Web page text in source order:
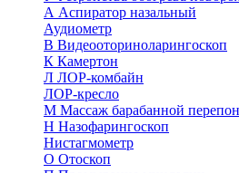
А Аспиратор назальный
Аудиометр
В Видеооториноларингоскоп
К Камертон
Л ЛОР-комбайн
ЛОР-кресло
М Массаж барабанной
Н Назофарингоскоп
Нистагмометр
О Отоскоп